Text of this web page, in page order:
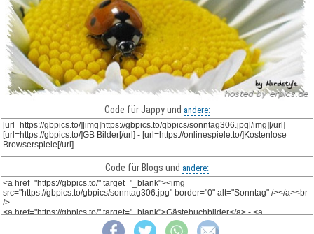
Code für Jappy und andere:
Code für Blogs und andere: